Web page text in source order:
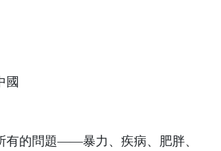
國
有的問題——暴力、疾病、肥胖、